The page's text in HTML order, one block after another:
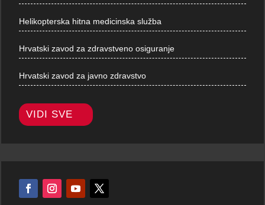
Helikopterska hitna medicinska služba
Hrvatski zavod za zdravstveno osiguranje
Hrvatski zavod za javno zdravstvo
VIDI SVE